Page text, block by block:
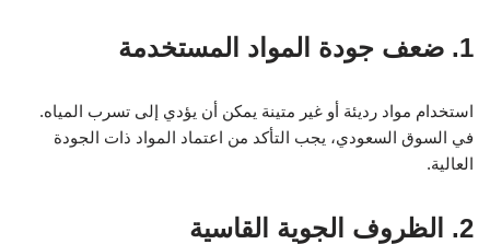
1. ضعف جودة المواد المستخدمة
استخدام مواد رديئة أو غير متينة يمكن أن يؤدي إلى تسرب المياه.
في السوق السعودي، يجب التأكد من اعتماد المواد ذات الجودة
العالية.
2. الظروف الجوية القاسية